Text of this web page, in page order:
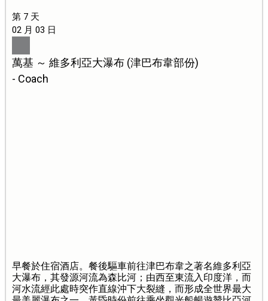
第 7 天
02 月 03 日
萬基 ～ 維多利亞大瀑布 (津巴布韋部份)
- Coach
早餐於住宿酒店。餐後驅車前往津巴布韋之著名維多利亞
大瀑布，其發源河流為森比河；由西至東流入印度洋，而
河水流經此處時突作直線沖下大裂縫，而形成全世界最大